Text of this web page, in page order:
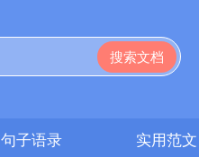
句子语录 实用范文